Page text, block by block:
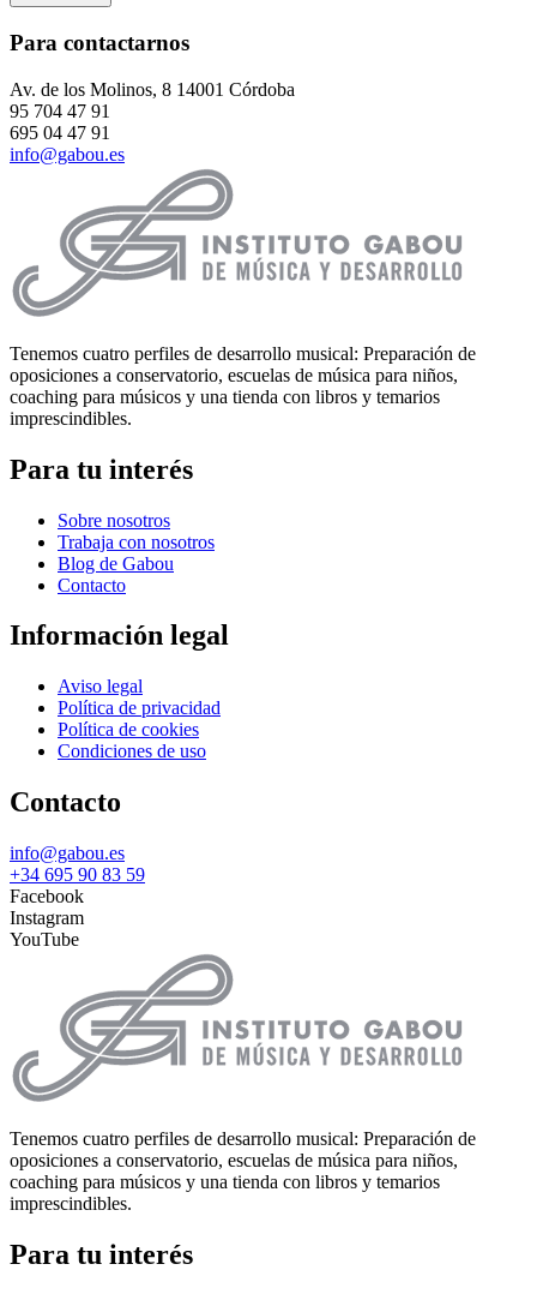
Para contactarnos
Av. de los Molinos, 8 14001 Córdoba
95 704 47 91
695 04 47 91
info@gabou.es
Tenemos cuatro perfiles de desarrollo musical: Preparación de
oposiciones a conservatorio, escuelas de música para niños,
coaching para músicos y una tienda con libros y temarios
imprescindibles.
Para tu interés
Sobre nosotros
Trabaja con nosotros
Blog de Gabou
Contacto
Información legal
Aviso legal
Política de privacidad
Política de cookies
Condiciones de uso
Contacto
info@gabou.es
+34 695 90 83 59
Facebook
Instagram
YouTube
Tenemos cuatro perfiles de desarrollo musical: Preparación de
oposiciones a conservatorio, escuelas de música para niños,
coaching para músicos y una tienda con libros y temarios
imprescindibles.
Para tu interés